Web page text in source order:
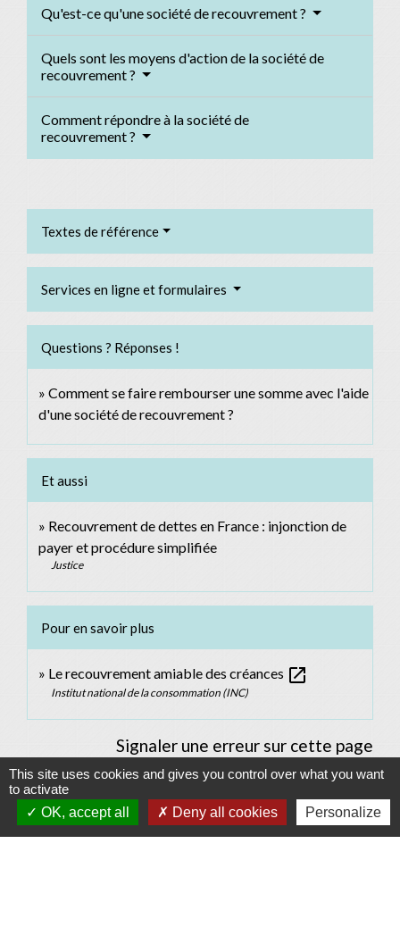
Qu'est-ce qu'une société de recouvrement ?
Quels sont les moyens d'action de la société de
recouvrement ?
Comment répondre à la société de
recouvrement ?
Textes de référence
Services en ligne et formulaires
Questions ? Réponses !
Comment se faire rembourser une somme avec l'aide
d'une société de recouvrement ?
Et aussi
Recouvrement de dettes en France : injonction de
payer et procédure simplifiée
Justice
Pour en savoir plus
Le recouvrement amiable des créances open_in_new
Institut national de la consommation (INC)
Signaler une erreur sur cette page
Contacts
This site uses cookies and gives you control over what you want
to activate
OK, accept all
Deny all cookies Personalize